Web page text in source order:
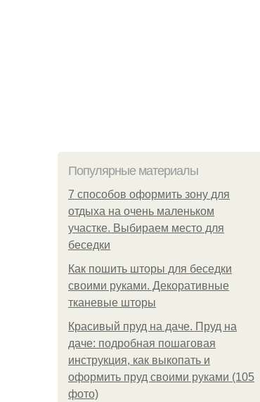
Популярные материалы
7 способов оформить зону для
отдыха на очень маленьком
участке. Выбираем место для
беседки
Как пошить шторы для беседки
своими руками. Декоративные
тканевые шторы
Красивый пруд на даче. Пруд на
даче: подробная пошаговая
инструкция, как выкопать и
оформить пруд своими руками (105
фото)